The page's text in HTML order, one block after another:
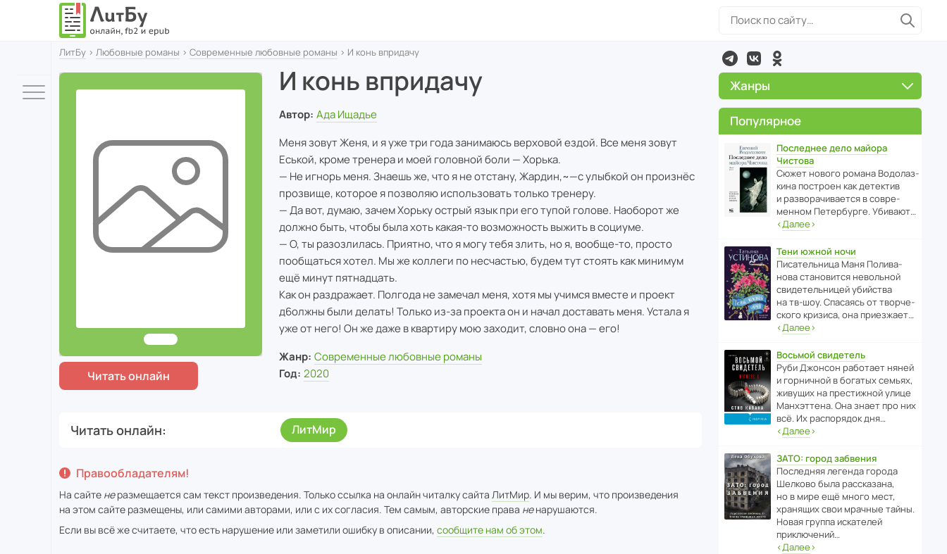
ЛитБу › Любовные романы › Современные любовные романы › И конь впридачу
И конь впридачу
Автор: Ада Ищадье
Меня зовут Женя, и я уже три года занимаюсь верховой ездой. Все меня зовут
Еськой, кроме тренера и моей головной боли — Хорька.
— Не игнорь меня. Знаешь же, что я не отстану, Жардин,~—с улыбкой он произнёс
прозвище, которое я позволяю использовать только тренеру.
— Да вот, думаю, зачем Хорьку острый язык при его тупой голове. Наоборот же
должно быть, чтобы была хоть какая-то возможность выжить в социуме.
— О, ты разозлилась. Приятно, что я могу тебя злить, но я, вообще-то, просто
пообщаться хотел. Мы же коллеги по несчастью, будем тут стоять как минимум
ещё минут пятнадцать.
Как он раздражает. Полгода не замечал меня, хотя мы учимся вместе и проект
д6олжны были делать! Только из-за проекта он и начал доставать меня. Устала я
уже от него! Он же даже в квартиру мою заходит, словно она — его!
Жанр: Современные любовные романы
Год: 2020
Читать онлайн ЛитМир
Правообладателям!
На сайте неразмещается сам текст произведения. Только ссылка на онлайн читалку сайта ЛитМир. И мы верим, что произведения
на этом сайте размещены, или самими авторами, или с их согласия. Тем самым, авторские права ненарушаются.
Если вы всё же считаете, что есть нарушение или заметили ошибку в описании, сообщите нам об этом.
Жанры
Популярное
Последнее дело майора
Чистова
Сюжет нового романа Водо­ла­з­
кина пост­роен как дете­ктив
и разво­ра­чи­ва­ется в совре­
менном Пете­р­бурге. Убивают…
‹Далее›
Тени южной ночи
Писа­тель­ница Маня Поли­ва­
нова стано­вится невольной
свиде­тель­ницей убийства
на тв-шоу. Спасаясь от твор­че­
с­кого кризиса, она приезжает…
‹Далее›
Восьмой свидетель
Руби Джонсон рабо­тает няней
и горни­чной в богатых семьях,
живущих на прес­ти­жной улице
Манх­эт­тена. Она знает про них
всё. Их распо­рядок дня…
‹Далее›
ЗАТО: город забвения
После­дняя легенда города
Шелково была расска­зана,
но в мире ещё много мест,
хранящих свои мрачные тайны.
Новая группа иска­телей
приключений…
‹Далее›